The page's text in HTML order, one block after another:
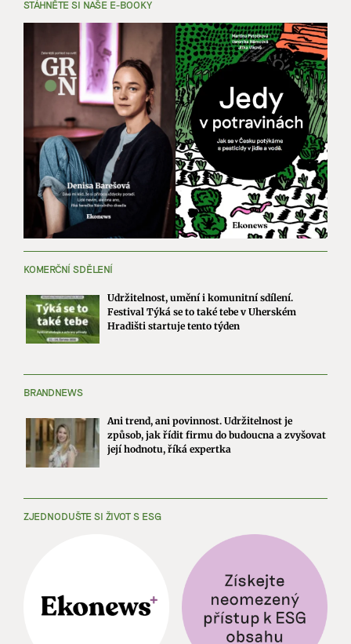
STÁHNĚTE SI NAŠE E-BOOKY
KOMERČNÍ SDĚLENÍ
Udržitelnost, umění i komunitní sdílení.
Festival Týká se to také tebe v Uherském
Hradišti startuje tento týden
BRANDNEWS
Ani trend, ani povinnost. Udržitelnost je
způsob, jak řídit firmu do budoucna a zvyšovat
její hodnotu, říká expertka
ZJEDNODUŠTE SI ŽIVOT S ESG